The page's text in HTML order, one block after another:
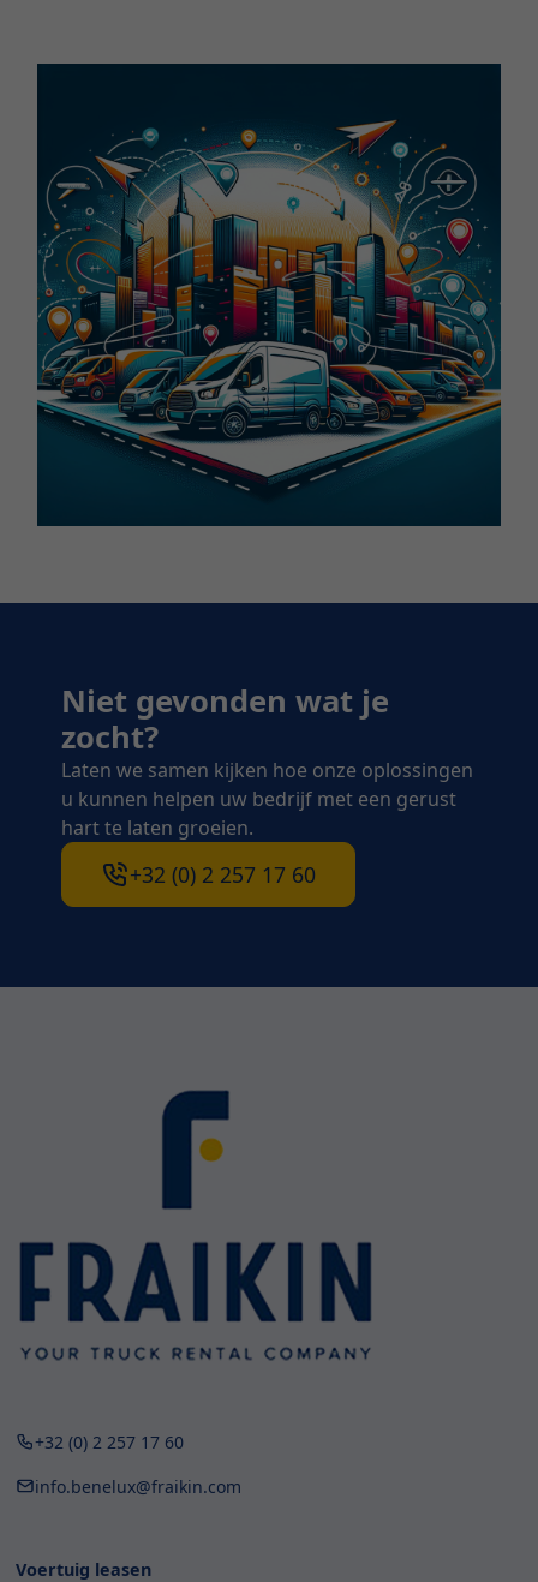
Niet gevonden wat je
zocht?
Laten we samen kijken hoe onze oplossingen
u kunnen helpen uw bedrijf met een gerust
hart te laten groeien.
+32 (0) 2 257 17 60
+32 (0) 2 257 17 60
info.benelux@fraikin.com
Voertuig leasen